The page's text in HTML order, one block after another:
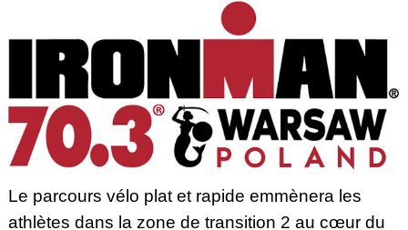
Le parcours vélo plat et rapide emmènera les
athlètes dans la zone de transition 2 au cœur du